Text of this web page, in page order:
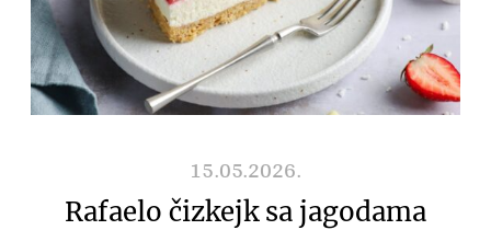
15.05.2026.
Rafaelo čizkejk sa jagodama